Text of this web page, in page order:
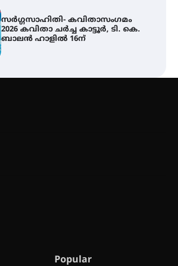
സർഗ്ഗസാഹിതി- കവിതാസംഗമം
2026 കവിതാ ചർച്ച കാട്ടൂർ, ടി. കെ.
ബാലൻ ഹാളിൽ 16ന്
Popular